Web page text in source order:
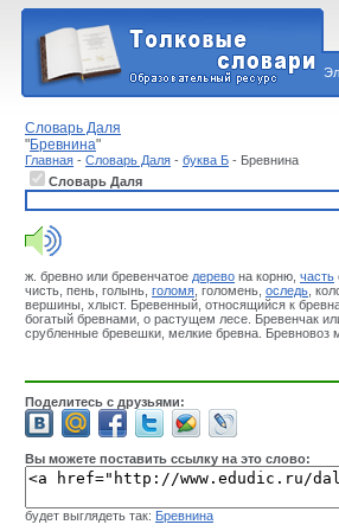
Словарь Даля
"Бревнина"
Главная - Словарь Даля - буква Б - Бревнина
Словарь Даля
ж. бревно или бревенчатое дерево на корню, часть
чисть, пень, голынь, голомя , голомень, оследь ,
вершины, хлыст. Бревенный, относящийся к
богатый бревнами, о растущем лесе. Бревенчак
срубленные бревешки, мелкие бревна.
Поделитесь с друзьями:
Вы можете поставить ссылку на это слово:
будет выглядеть так: Бревнина